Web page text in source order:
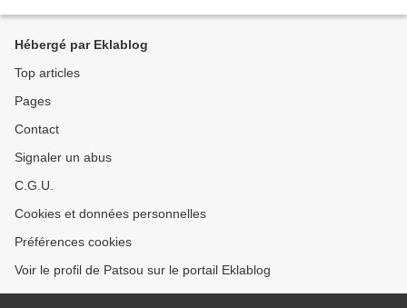
Hébergé par Eklablog
Top articles
Pages
Contact
Signaler un abus
C.G.U.
Cookies et données personnelles
Préférences cookies
Voir le profil de Patsou sur le portail Eklablog